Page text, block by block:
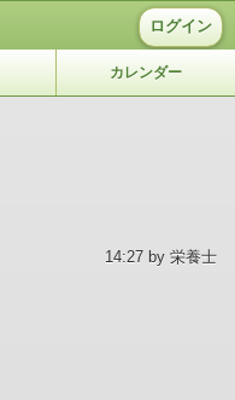
ログイン
カレンダー
14:27 by 栄養士